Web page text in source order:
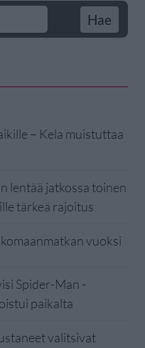
– Kela muistuttaa
lentää jatkossa toinen
tärkeä rajoitus
vuoksi
Spider-Man -
paikalta
valitsivat